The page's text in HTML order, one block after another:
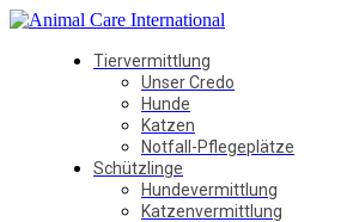
Tiervermittlung
Unser Credo
Hunde
Katzen
Notfall-Pflegeplätze
Schützlinge
Hundevermittlung
Katzenvermittlung